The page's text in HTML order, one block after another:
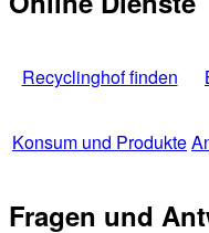
Recyclinghof finden
Konsum und Produkte
Fragen und